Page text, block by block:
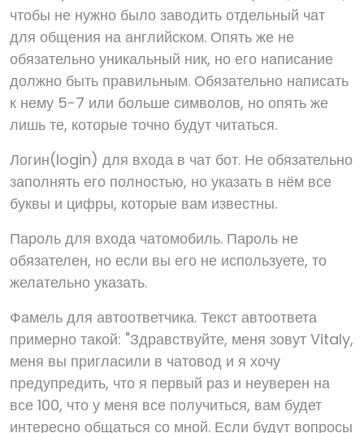
чтобы не нужно было заводить отдельный чат
для общения на английском. Опять же не
обязательно уникальный ник, но его написание
должно быть правильным. Обязательно написать
к нему 5-7 или больше символов, но опять же
лишь те, которые точно будут читаться.
Логин(login) для входа в чат бот. Не обязательно
заполнять его полностью, но указать в нём все
буквы и цифры, которые вам известны.
Пароль для входа чатомобиль. Пароль не
обязателен, но если вы его не используете, то
желательно указать.
Фамель для автоответчика. Текст автоответа
примерно такой: "Здравствуйте, меня зовут Vitaly,
меня вы пригласили в чатовод и я хочу
предупредить, что я первый раз и неуверен на
все 100, что у меня все получиться, вам будет
интересно общаться со мной. Если будут вопросы